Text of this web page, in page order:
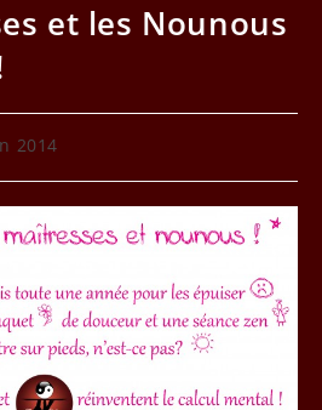
et les Nounous
2014